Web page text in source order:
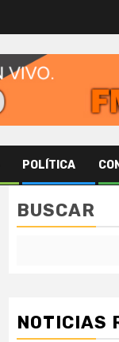
POLÍTICA
BUSCAR
NOTICIAS